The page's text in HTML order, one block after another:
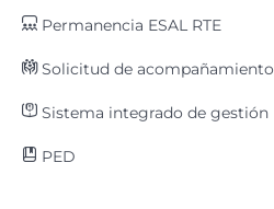
Permanencia ESAL RTE
Solicitud de acompañamiento
Sistema integrado de gestión
PED